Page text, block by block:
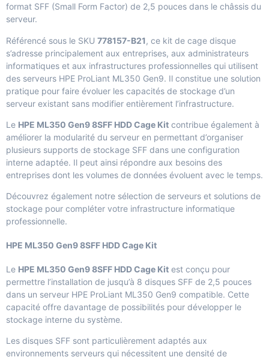
format SFF (Small Form Factor) de 2,5 pouces dans le châssis du
serveur.
Référencé sous le SKU 778157-B21, ce kit de cage disque
s’adresse principalement aux entreprises, aux administrateurs
informatiques et aux infrastructures professionnelles qui utilisent
des serveurs HPE ProLiant ML350 Gen9. Il constitue une solution
pratique pour faire évoluer les capacités de stockage d’un
serveur existant sans modifier entièrement l’infrastructure.
Le HPE ML350 Gen9 8SFF HDD Cage Kit contribue également à
améliorer la modularité du serveur en permettant d’organiser
plusieurs supports de stockage SFF dans une configuration
interne adaptée. Il peut ainsi répondre aux besoins des
entreprises dont les volumes de données évoluent avec le temps.
Découvrez également notre sélection de serveurs et solutions de
stockage pour compléter votre infrastructure informatique
professionnelle.
HPE ML350 Gen9 8SFF HDD Cage Kit
Le HPE ML350 Gen9 8SFF HDD Cage Kit est conçu pour
permettre l’installation de jusqu’à 8 disques SFF de 2,5 pouces
dans un serveur HPE ProLiant ML350 Gen9 compatible. Cette
capacité offre davantage de possibilités pour développer le
stockage interne du système.
Les disques SFF sont particulièrement adaptés aux
environnements serveurs qui nécessitent une densité de